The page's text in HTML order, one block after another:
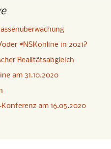
#NSKonline in 2021?
Realitätsabgleich
am 31.10.2020
am 16.05.2020